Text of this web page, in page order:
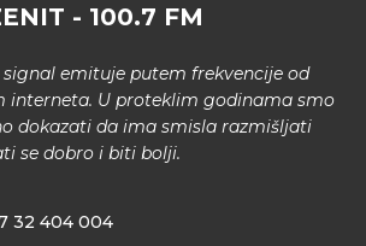
- 100.7 FM
signal emituje putem frekvencije od
interneta. U proteklim godinama smo
dokazati da ima smisla razmišljati
se dobro i biti bolji.
32 404 004